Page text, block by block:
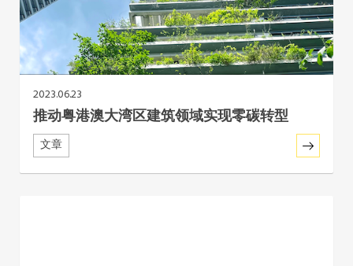
2023.06.23
推动粤港澳大湾区建筑领域实现零碳转型
文章